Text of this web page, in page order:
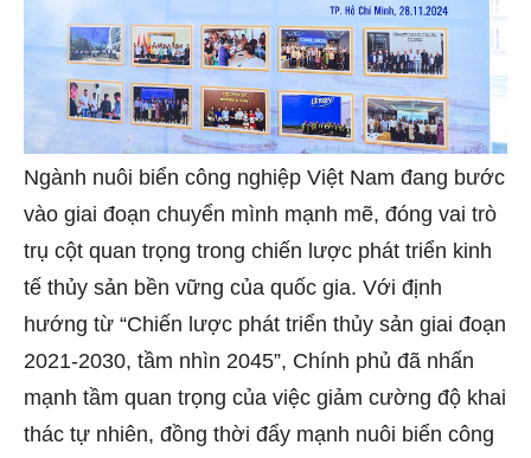
Ngành nuôi biển công nghiệp Việt Nam đang bước
vào giai đoạn chuyển mình mạnh mẽ, đóng vai trò
trụ cột quan trọng trong chiến lược phát triển kinh
tế thủy sản bền vững của quốc gia. Với định
hướng từ “Chiến lược phát triển thủy sản giai đoạn
2021-2030, tầm nhìn 2045”, Chính phủ đã nhấn
mạnh tầm quan trọng của việc giảm cường độ khai
thác tự nhiên, đồng thời đẩy mạnh nuôi biển công